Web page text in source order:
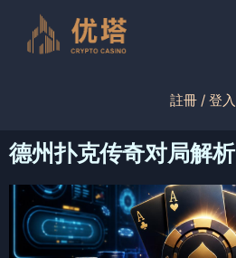
註冊 / 登入
德州扑克传奇对局解析